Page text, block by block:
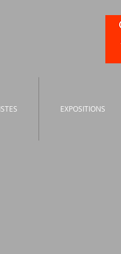
EXPOSITIONS